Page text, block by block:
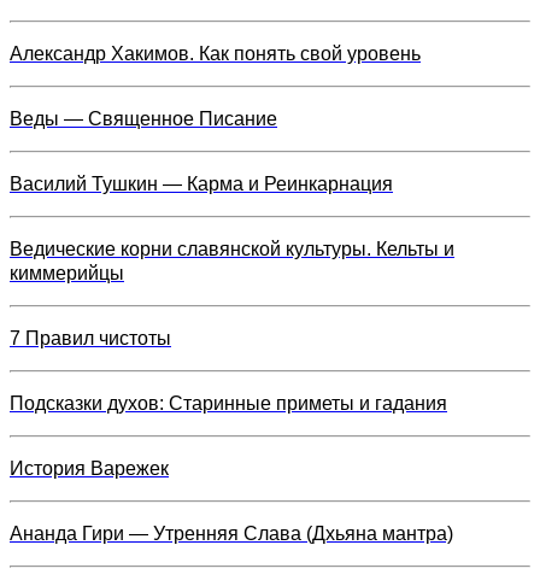
Александр Хакимов. Как понять свой уровень
Веды — Священное Писание
Василий Тушкин — Карма и Реинкарнация
Ведические корни славянской культуры. Кельты и
киммерийцы
7 Правил чистоты
Подсказки духов: Старинные приметы и гадания
История Варежек
Ананда Гири — Утренняя Слава (Дхьяна мантра)